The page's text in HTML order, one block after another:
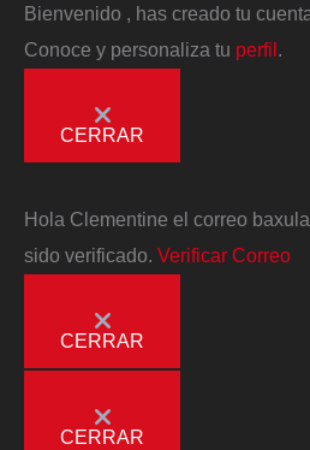
Bienvenido
, has creado tu
Conoce y personaliza tu perfil
CERRAR
Hola Clementine el correo
sido verificado. Verificar Correo
CERRAR
CERRAR